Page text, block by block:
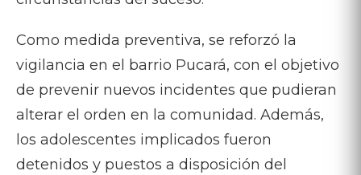
Como medida preventiva, se reforzó la
vigilancia en el barrio Pucará, con el objetivo
de prevenir nuevos incidentes que pudieran
alterar el orden en la comunidad. Además,
los adolescentes implicados fueron
detenidos y puestos a disposición del